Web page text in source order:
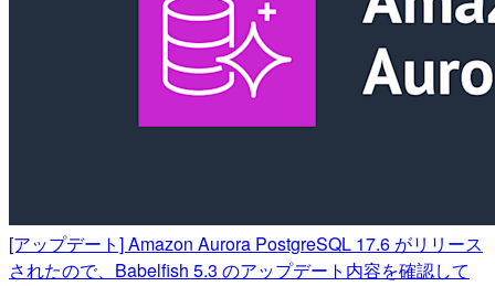
[アップデート] Amazon Aurora PostgreSQL 17.6 がリリース
されたので、Babelfish 5.3 のアップデート内容を確認して